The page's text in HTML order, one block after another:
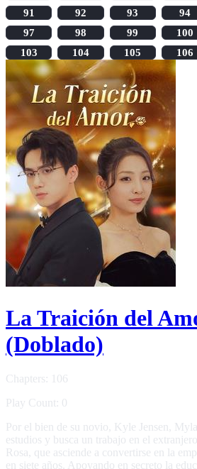
91
92 93 94
97
98 99 100
103
104 105 106
La Traición del
(Doblado)
Chapters: 106
Play Count: 0
Por el bien de su novio, Kyle Jensen,
estudios y busca un trabajo en el
Rosa, que asciende a convertirse en la
en siete años. Apoyando en secreto la